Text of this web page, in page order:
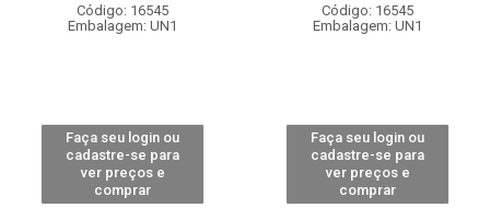
Código: 16545
Embalagem: UN1
Faça seu login ou
cadastre-se para
ver preços e
comprar
Código: 16545
Embalagem: UN1
Faça seu login ou
cadastre-se para
ver preços e
comprar